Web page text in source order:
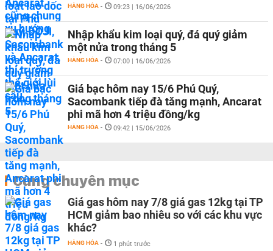
HÀNG HÓA - 09:23 | 16/06/2026
Nhập khẩu kim loại quý, đá quý giảm
một nửa trong tháng 5
HÀNG HÓA - 07:00 | 16/06/2026
Giá bạc hôm nay 15/6 Phú Quý,
Sacombank tiếp đà tăng mạnh, Ancarat
phi mã hơn 4 triệu đồng/kg
HÀNG HÓA - 09:42 | 15/06/2026
Cùng chuyên mục
Giá gas hôm nay 7/8 giá gas 12kg tại TP
HCM giảm bao nhiêu so với các khu vực
khác?
HÀNG HÓA - 1 phút trước